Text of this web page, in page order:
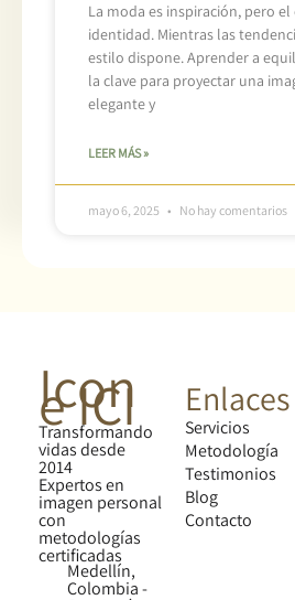
La moda es inspiración, pero el
identidad. Mientras las
estilo dispone. Aprender a
la clave para proyectar una
elegante y
LEER MÁS »
mayo 6, 2025 No hay comentarios
Icon
e ICI
Transformando
vidas desde
2014
Expertos en
imagen personal
con
metodologías
certificadas
Medellín,
Colombia -
Enlaces
Servicios
Metodología
Testimonios
Blog
Contacto